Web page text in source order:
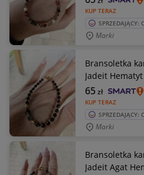
KUP TERAZ
SPRZEDAJĄCY:
Marki
Bransoletka
Jadeit Hematyt
KUP TERAZ
65zł
SPRZEDAJĄCY:
Marki
Bransoletka
Jadeit Agat